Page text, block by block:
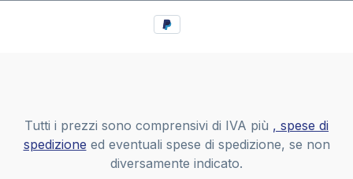
Tutti i prezzi sono comprensivi di IVA più , spese di
spedizione ed eventuali spese di spedizione, se non
diversamente indicato.